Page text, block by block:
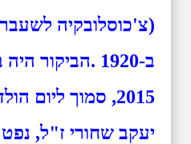
(צ'כוסלובקיה
יעקב שחורי ז"ל,